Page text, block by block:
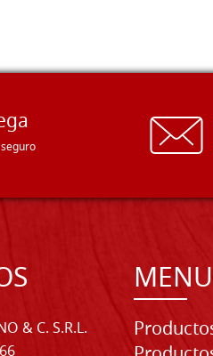
& C. S.R.L.
MENU